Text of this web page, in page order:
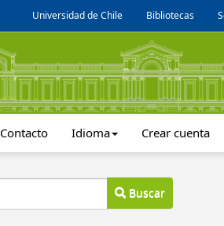
Universidad de Chile Bibliotecas
Contacto Idioma Crear cuenta
Buscar